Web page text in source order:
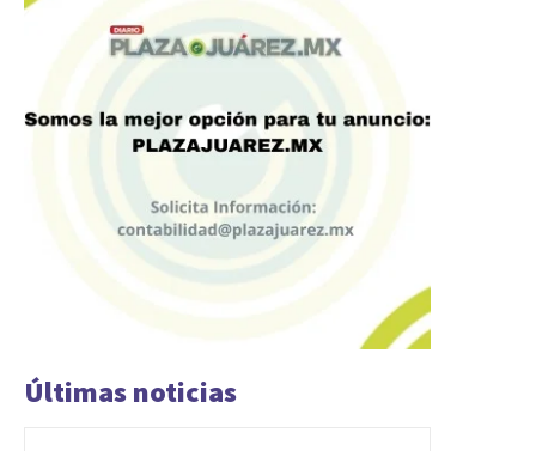
Últimas noticias